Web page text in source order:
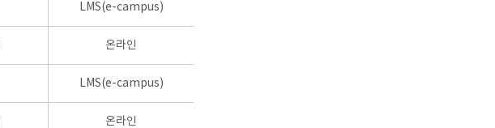
LMS(e-campus)
온라인
LMS(e-campus)
온라인